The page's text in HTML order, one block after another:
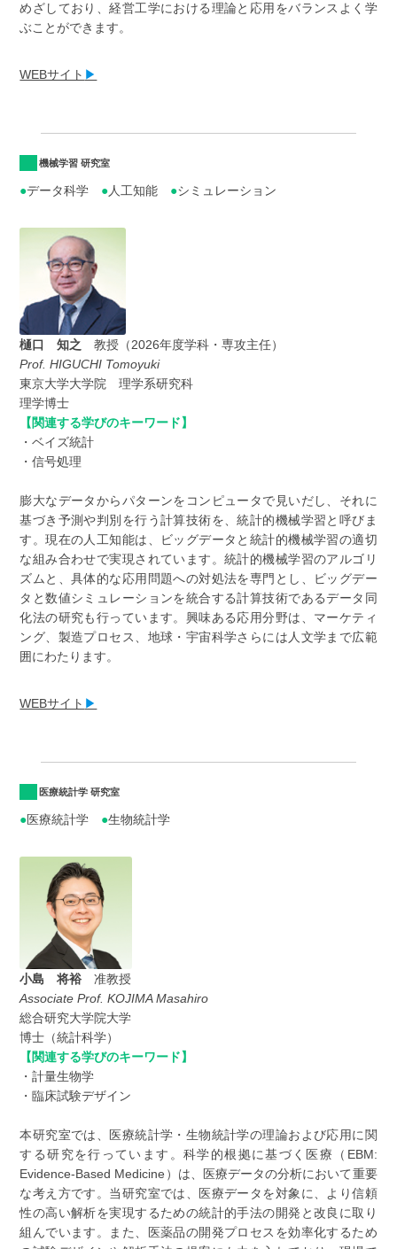
めざしており、経営工学における理論と応用をバランスよく学
ぶことができます。
WEBサイト ▶
機械学習 研究室
●データ科学 ●人工知能 ●シミュレーション
樋口 知之 教授（2026年度学科・専攻主任）
Prof. HIGUCHI Tomoyuki
東京大学大学院 理学系研究科
理学博士
【関連する学びのキーワード】
・ベイズ統計
・信号処理
膨大なデータからパターンをコンピュータで見いだし、それに
基づき予測や判別を行う計算技術を、統計的機械学習と呼びま
す。現在の人工知能は、ビッグデータと統計的機械学習の適切
な組み合わせで実現されています。統計的機械学習のアルゴリ
ズムと、具体的な応用問題への対処法を専門とし、ビッグデー
タと数値シミュレーションを統合する計算技術であるデータ同
化法の研究も行っています。興味ある応用分野は、マーケティ
ング、製造プロセス、地球・宇宙科学さらには人文学まで広範
囲にわたります。
WEBサイト ▶
医療統計学 研究室
●医療統計学 ●生物統計学
小島 将裕 准教授
Associate Prof. KOJIMA Masahiro
総合研究大学院大学
博士（統計科学）
【関連する学びのキーワード】
・計量生物学
・臨床試験デザイン
本研究室では、医療統計学・生物統計学の理論および応用に関
する研究を行っています。科学的根拠に基づく医療（EBM:
Evidence-Based Medicine）は、医療データの分析において重要
な考え方です。当研究室では、医療データを対象に、より信頼
性の高い解析を実現するための統計的手法の開発と改良に取り
組んでいます。また、医薬品の開発プロセスを効率化するため